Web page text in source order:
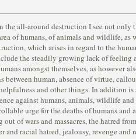
the all-around destruction I see not only
of humans, of animals and wildlife, as
which arises in regard to the
the steadily growing lack of feeling
amongst themselves, as however
between human, absence of virtue,
and other things. In addition
against humans, animals, wildlife and
urge for the deaths of humans and
out of wars and massacres, the hatred
and racial hatred, jealousy, revenge and